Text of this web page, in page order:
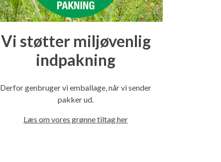
Vi støtter miljøvenlig
indpakning
Derfor genbruger vi emballage, når vi sender
pakker ud.
Læs om vores grønne tiltag her